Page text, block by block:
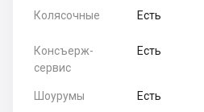
Колясочные Есть
Консъерж-
сервис
Есть
Шоурумы Есть